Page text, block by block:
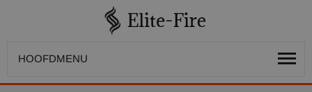
HOOFDMENU